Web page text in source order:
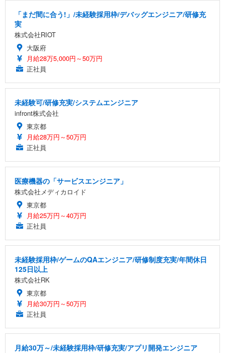
「まだ間に合う!」/未経験採用枠/デバッグエンジニア/研修充
実
株式会社RIOT
大阪府
月給28万5,000円～50万円
正社員
未経験可/研修充実/システムエンジニア
infront株式会社
東京都
月給28万円～50万円
正社員
医療機器の「サービスエンジニア」
株式会社メディカロイド
東京都
月給25万円～40万円
正社員
未経験採用枠/ゲームのQAエンジニア/研修制度充実/年間休日
125日以上
株式会社RK
東京都
月給30万円～50万円
正社員
月給30万～/未経験採用枠/研修充実/アプリ開発エンジニア